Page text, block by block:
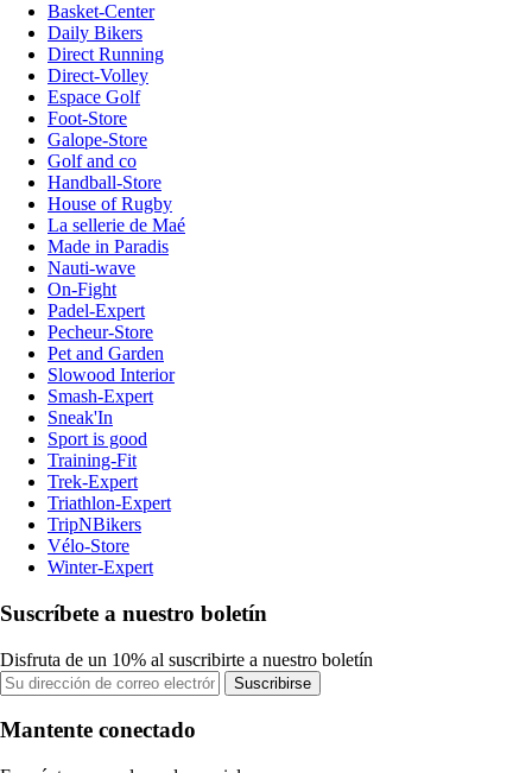
Basket-Center
Daily Bikers
Direct Running
Direct-Volley
Espace Golf
Foot-Store
Galope-Store
Golf and co
Handball-Store
House of Rugby
La sellerie de Maé
Made in Paradis
Nauti-wave
On-Fight
Padel-Expert
Pecheur-Store
Pet and Garden
Slowood Interior
Smash-Expert
Sneak'In
Sport is good
Training-Fit
Trek-Expert
Triathlon-Expert
TripNBikers
Vélo-Store
Winter-Expert
Suscríbete a nuestro boletín
Disfruta de un 10% al suscribirte a nuestro boletín
Suscribirse
Mantente conectado